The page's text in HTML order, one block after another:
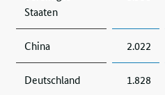
Staaten
China 2.022
Deutschland 1.828